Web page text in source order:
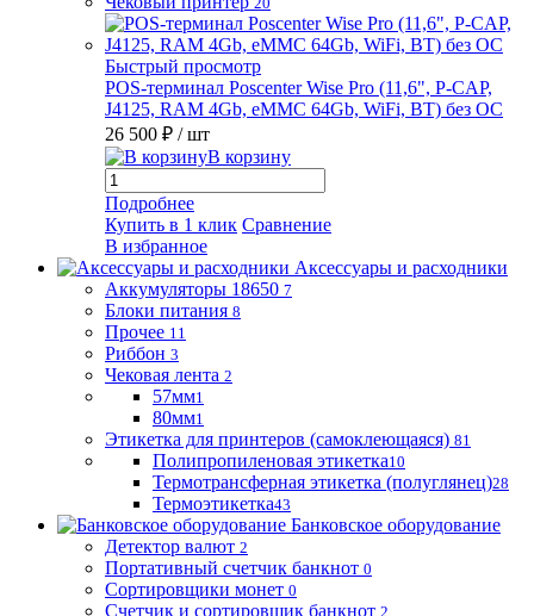
Быстрый просмотр
POS-терминал Poscenter Wise Pro (11,6", P-CAP,
J4125, RAM 4Gb, eMMC 64Gb, WiFi, BT) без ОС
26 500 ₽ / шт
В корзину
Подробнее
Купить в 1 клик Сравнение
В избранное
Аксессуары и расходники
Аккумуляторы 18650 7
Блоки питания 8
Прочее 11
Риббон 3
Чековая лента 2
57мм1
80мм1
Этикетка для принтеров (самоклеющаяся) 81
Полипропиленовая этикетка10
Термотрансферная этикетка (полуглянец)28
Термоэтикетка43
Банковское оборудование
Детектор валют 2
Портативный счетчик банкнот 0
Сортировщики монет 0
Счетчик и сортировщик банкнот 2